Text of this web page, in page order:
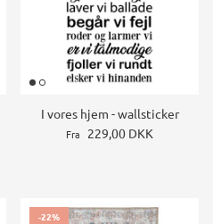
I vores hjem - wallsticker
Fra 229,00 DKK
-22%